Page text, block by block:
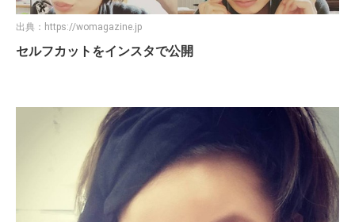
出典： https://womagazine.jp
セルフカットをインスタで公開